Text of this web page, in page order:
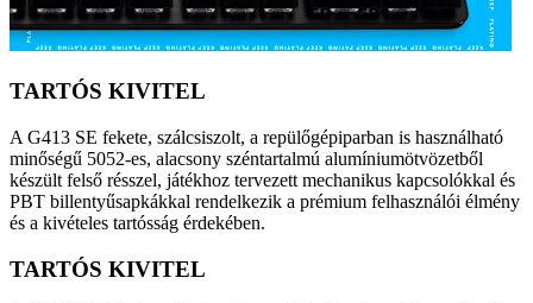
TARTÓS KIVITEL
A G413 SE fekete, szálcsiszolt, a repülőgépiparban is használható
minőségű 5052-es, alacsony széntartalmú alumíniumötvözetből
készült felső résszel, játékhoz tervezett mechanikus kapcsolókkal és
PBT billentyűsapkákkal rendelkezik a prémium felhasználói élmény
és a kivételes tartósság érdekében.
TARTÓS KIVITEL